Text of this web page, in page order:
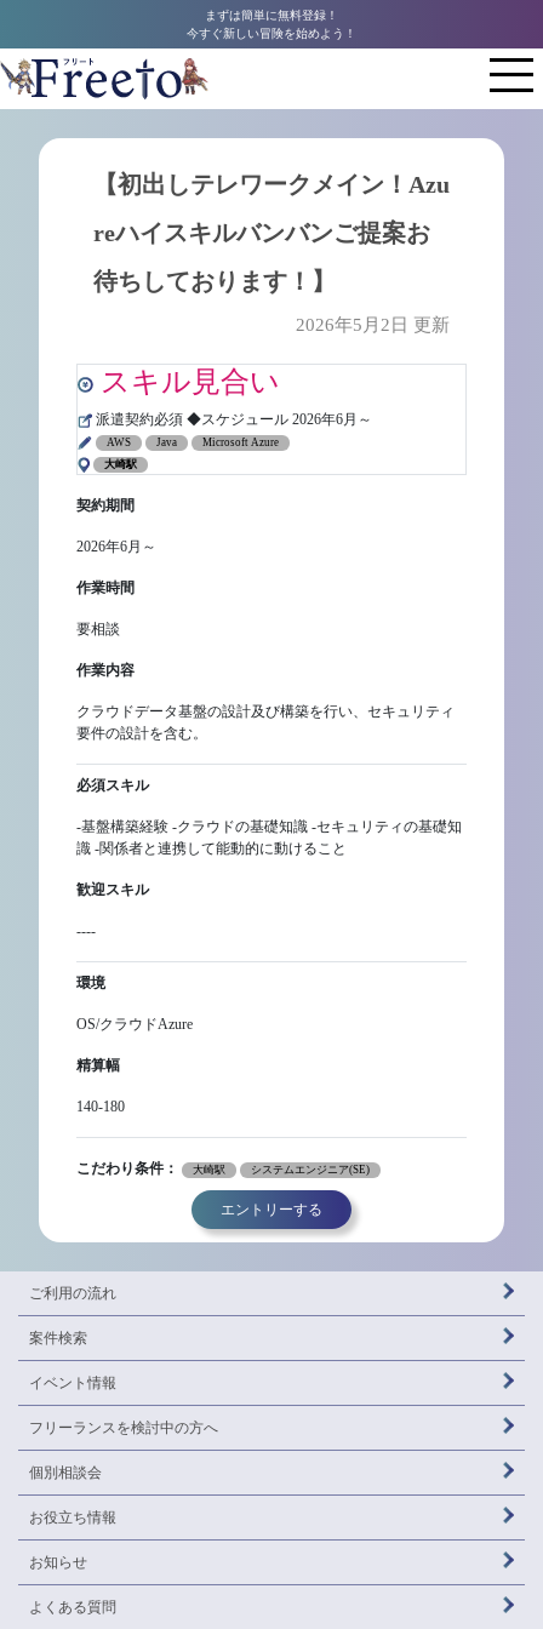
まずは簡単に無料登録！
今すぐ新しい冒険を始めよう！
【初出しテレワークメイン！Azu
reハイスキルバンバンご提案お
待ちしております！】
2026年5月2日 更新
スキル見合い
派遣契約必須 ◆スケジュール 2026年6月～
AWS Java
Microsoft Azure
大崎駅
契約期間
2026年6月～
作業時間
要相談
作業内容
クラウドデータ基盤の設計及び構築を行い、セキュリティ
要件の設計を含む。
必須スキル
-基盤構築経験 -クラウドの基礎知識 -セキュリティの基礎知
識 -関係者と連携して能動的に動けること
歓迎スキル
----
環境
OS/クラウドAzure
精算幅
140-180
こだわり条件： 大崎駅 システムエンジニア(SE)
エントリーする
ご利用の流れ
案件検索
イベント情報
フリーランスを検討中の方へ
個別相談会
お役立ち情報
お知らせ
よくある質問